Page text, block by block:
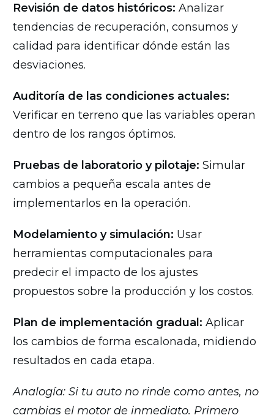
Revisión de datos históricos: Analizar
tendencias de recuperación, consumos y
calidad para identificar dónde están las
desviaciones.
Auditoría de las condiciones actuales:
Verificar en terreno que las variables operan
dentro de los rangos óptimos.
Pruebas de laboratorio y pilotaje: Simular
cambios a pequeña escala antes de
implementarlos en la operación.
Modelamiento y simulación: Usar
herramientas computacionales para
predecir el impacto de los ajustes
propuestos sobre la producción y los costos.
Plan de implementación gradual: Aplicar
los cambios de forma escalonada, midiendo
resultados en cada etapa.
Analogía: Si tu auto no rinde como antes, no
cambias el motor de inmediato. Primero